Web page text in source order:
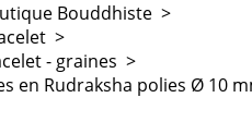
Bouddhiste >
>
- graines >
en Rudraksha polies Ø 10